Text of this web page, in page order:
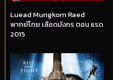
Luead Mungkorn Raed
พากย์ไทย เลือดมังกร ตอน แรด
2015